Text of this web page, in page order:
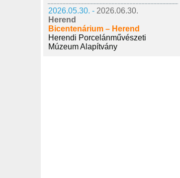
2026.05.30. - 2026.06.30.
Herend
Bicentenárium – Herend
Herendi Porcelánművészeti
Múzeum Alapítvány